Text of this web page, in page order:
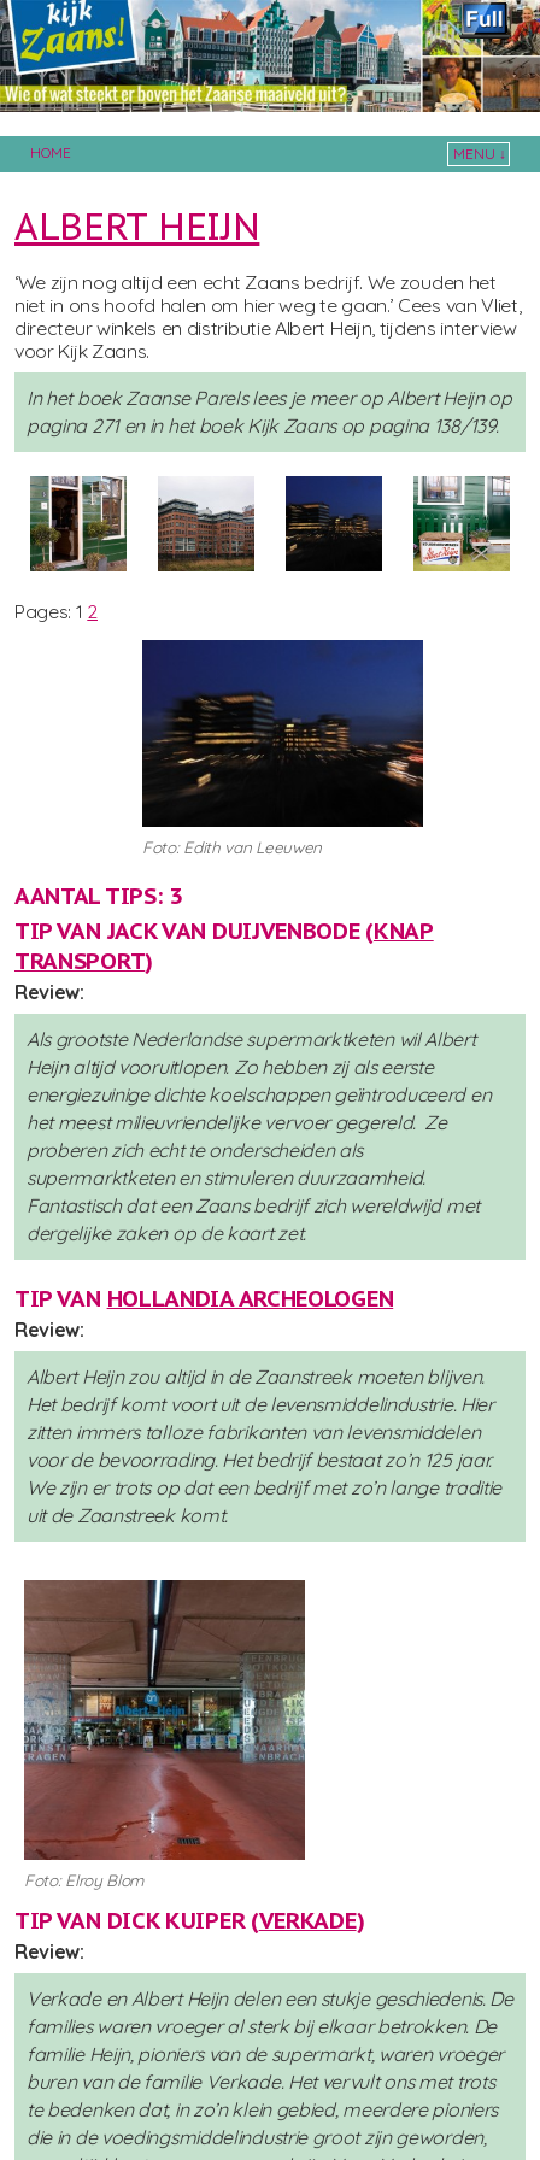
HOME
MENU ↓
ALBERT HEIJN
‘We zijn nog altijd een echt Zaans bedrijf. We zouden het
niet in ons hoofd halen om hier weg te gaan.’ Cees van Vliet,
directeur winkels en distributie Albert Heijn, tijdens interview
voor Kijk Zaans.
In het boek Zaanse Parels lees je meer op Albert Heijn op
pagina 271 en in het boek Kijk Zaans op pagina 138/139.
Pages: 1 2
Foto: Edith van Leeuwen
AANTAL TIPS: 3
TIP VAN JACK VAN DUIJVENBODE (KNAP
TRANSPORT)
Review:
Als grootste Nederlandse supermarktketen wil Albert
Heijn altijd vooruitlopen. Zo hebben zij als eerste
energiezuinige dichte koelschappen geïntroduceerd en
het meest milieuvriendelijke vervoer gegereld. Ze
proberen zich echt te onderscheiden als
supermarktketen en stimuleren duurzaamheid.
Fantastisch dat een Zaans bedrijf zich wereldwijd met
dergelijke zaken op de kaart zet.
TIP VAN HOLLANDIA ARCHEOLOGEN
Review:
Albert Heijn zou altijd in de Zaanstreek moeten blijven.
Het bedrijf komt voort uit de levensmiddelindustrie. Hier
zitten immers talloze fabrikanten van levensmiddelen
voor de bevoorrading. Het bedrijf bestaat zo’n 125 jaar.
We zijn er trots op dat een bedrijf met zo’n lange traditie
uit de Zaanstreek komt.
Foto: Elroy Blom
TIP VAN DICK KUIPER (VERKADE)
Review:
Verkade en Albert Heijn delen een stukje geschiedenis. De
families waren vroeger al sterk bij elkaar betrokken. De
familie Heijn, pioniers van de supermarkt, waren vroeger
buren van de familie Verkade. Het vervult ons met trots
te bedenken dat, in zo’n klein gebied, meerdere pioniers
die in de voedingsmiddelindustrie groot zijn geworden,